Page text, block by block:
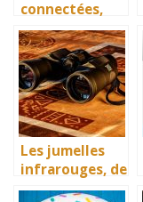
connectées,
d’excellents
accessoires de
surveillance
des biens et
des personnes
Les jumelles
infrarouges, de
véritables